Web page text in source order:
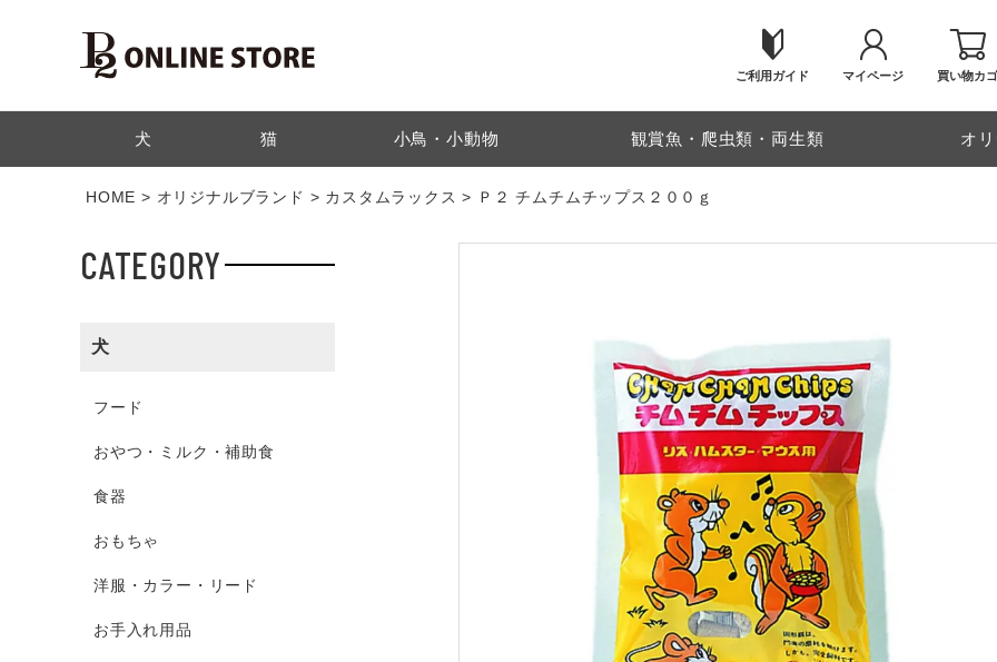
ご利用ガイド マイページ 買い物カゴ
検索
犬 猫 小鳥・小動物 観賞魚・爬虫類・両生類 オ
HOME オリジナルブランド カスタムラックス Ｐ２ チムチムチップス２００ｇ
CATEGORY
犬
フード
おやつ・ミルク・補助食
食器
おもちゃ
洋服・カラー・リード
お手入れ用品